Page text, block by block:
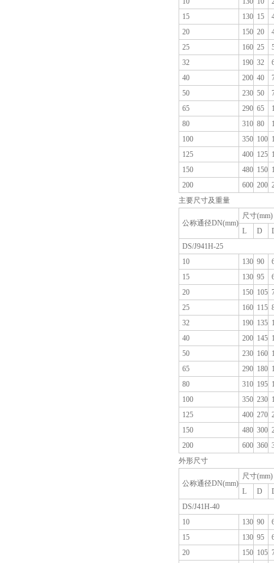
15
130 15
20
150 20
25
160 25
32
190 32
40
200 40
50
230 50
65
290 65
80
310 80
100
350 100
125
400 125
150
480 150
200
600 200
主要尺寸及重量
公称通径DN(mm)
尺寸(mm)
L
D
DS/J941H-25
10
130 90
15
130 95
20
150 105
25
160 115
32
190 135
40
200 145
50
230 160
65
290 180
80
310 195
100
350 230
125
400 270
150
480 300
200
600 360
外形尺寸
公称通径DN(mm)
尺寸(mm)
L
D
DS/J41H-40
10
130 90
15
130 95
20
150 105